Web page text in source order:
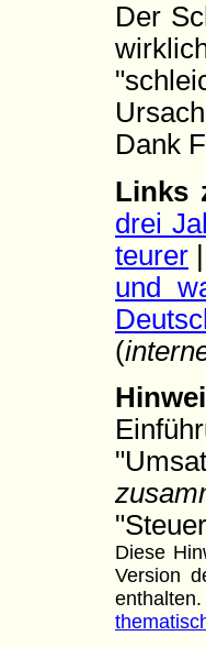
Der
Dank
Links
drei
teurer |
und
(
Diese
Version